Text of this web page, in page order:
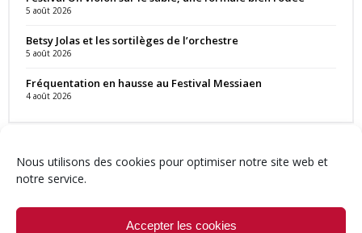
Nous utilisons des cookies pour optimiser notre site web et
notre service.
Accepter les cookies
5 août 2026
Betsy Jolas et les sortilèges de l’orchestre
5 août 2026
Fréquentation en hausse au Festival Messiaen
4 août 2026